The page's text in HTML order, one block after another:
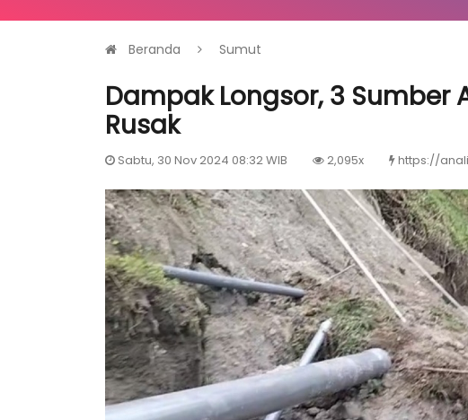
Beranda Sumut
Dampak Longsor, 3 Sumber
Rusak
Sabtu, 30 Nov 2024 08:32 WIB 2,095x https://